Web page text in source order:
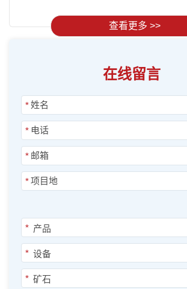
查看更多 >>
在线留言
*
*
*
*
*
*
*